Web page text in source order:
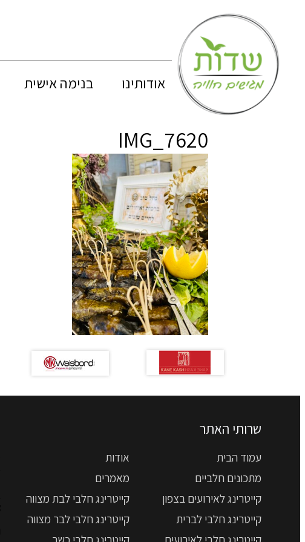
אודותינו בנימה אישית
IMG_7620
שרותי האתר
עמוד הבית
אודות
מתכונים חלביים
מאמרים
קייטרינג לאירועים בצפון
קייטרינג חלבי לבת מצווה
קייטרינג חלבי לברית
קייטרינג חלבי לבר מצווה